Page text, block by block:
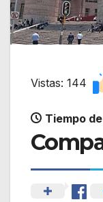
Vistas: 144
Tiempo